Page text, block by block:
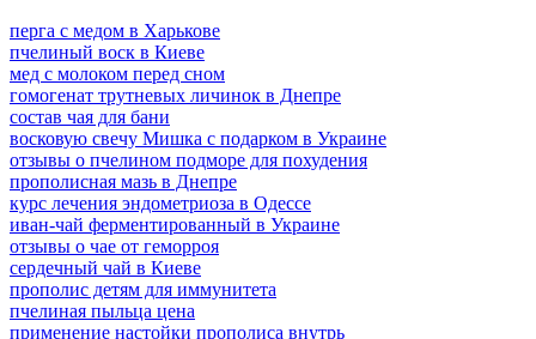
перга с медом в Харькове
пчелиный воск в Киеве
мед с молоком перед сном
гомогенат трутневых личинок в Днепре
состав чая для бани
восковую свечу Мишка с подарком в Украине
отзывы о пчелином подморе для похудения
прополисная мазь в Днепре
курс лечения эндометриоза в Одессе
иван-чай ферментированный в Украине
отзывы о чае от геморроя
сердечный чай в Киеве
прополис детям для иммунитета
пчелиная пыльца цена
применение настойки прополиса внутрь